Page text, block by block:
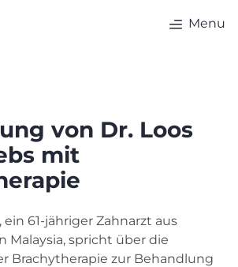
Menu
von Dr. Loos
mit
ein 61-jähriger Zahnarzt aus
Malaysia, spricht über die
Brachytherapie zur Behandlung